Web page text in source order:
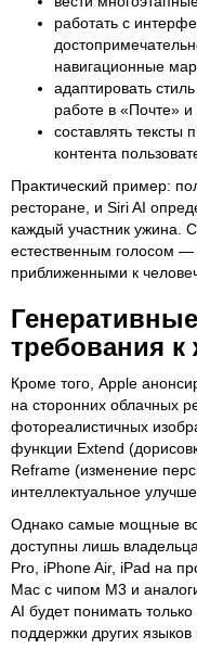
работать с
навигационные
адаптировать
работе в «Почте»
составлять
контента
Практический пример:
ресторане, и Siri AI
каждый участник ужина.
естественным голосом —
приближенными к
требования к
Кроме того, Apple
на сторонних облачных
фотореалистичных
функции Extend
Reframe (изменение
интеллектуальное
Однако самые мощные
доступны лишь
Pro, iPhone Air, iPad на
Mac с чипом M3 и
AI будет понимать
поддержки других